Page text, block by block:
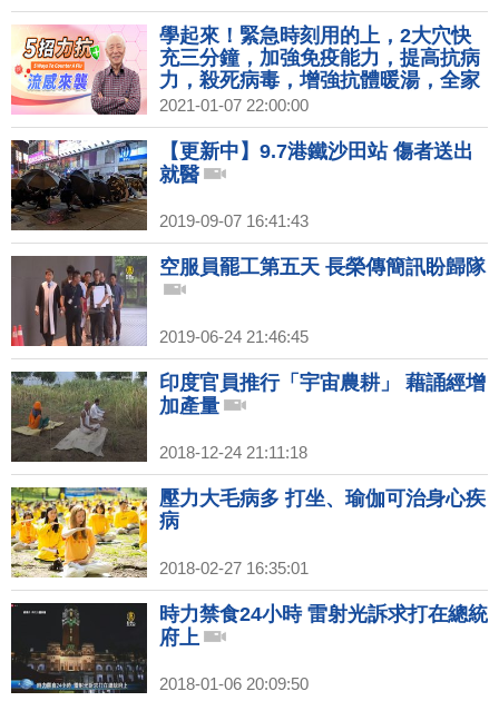
學起來！緊急時刻用的上，2大穴快
充三分鐘，加強免疫能力，提高抗病
力，殺死病毒，增強抗體暖湯，全家
都來一碗，能量倍增，遠離流感陷
阱，每日靜坐活化大腦，增免疫力｜
胡乃文開講Dr.HU_66
2021-01-07 22:00:00
【更新中】9.7港鐵沙田站 傷者送出
就醫
2019-09-07 16:41:43
空服員罷工第五天 長榮傳簡訊盼歸隊
2019-06-24 21:46:45
印度官員推行「宇宙農耕」 藉誦經增
加產量
2018-12-24 21:11:18
壓力大毛病多 打坐、瑜伽可治身心疾
病
2018-02-27 16:35:01
時力禁食24小時 雷射光訴求打在總統
府上
2018-01-06 20:09:50